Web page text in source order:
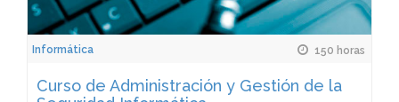
Informática 150 horas
Curso de Administración y Gestión de la